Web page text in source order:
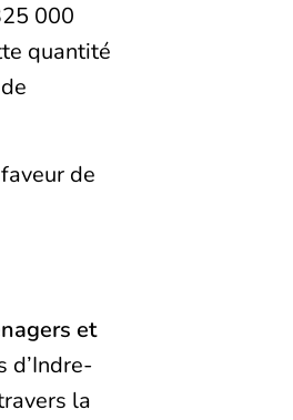
000
quantité
de
et
d’Indre-
la